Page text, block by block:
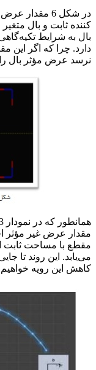
در شکل 6
کننده ثابت و بال
بال به شرایط
نرسد عرض مؤثر بال
مقدار عرض غیر مؤثر
مقطع با مساحت ثابت
می‌یابد. این روند تا
کاهش این رویه خواهیم